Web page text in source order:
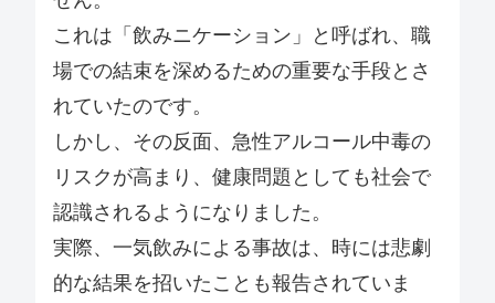
これは「飲みニケーション」と呼ばれ、職
場での結束を深めるための重要な手段とさ
れていたのです。
しかし、その反面、急性アルコール中毒の
リスクが高まり、健康問題としても社会で
認識されるようになりました。
実際、一気飲みによる事故は、時には悲劇
的な結果を招いたことも報告されていま